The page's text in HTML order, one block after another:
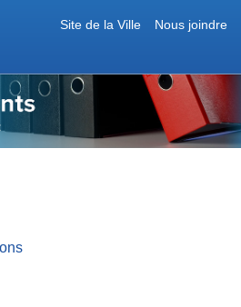
Nous joindre
Site de la Ville